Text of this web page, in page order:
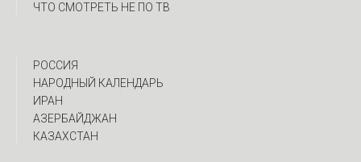
ЧТО СМОТРЕТЬ НЕ ПО ТВ
РОССИЯ
НАРОДНЫЙ КАЛЕНДАРЬ
ИРАН
АЗЕРБАЙДЖАН
КАЗАХСТАН